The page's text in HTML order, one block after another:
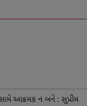
સામે આક્રમક ન બને : સુપ્રીમ